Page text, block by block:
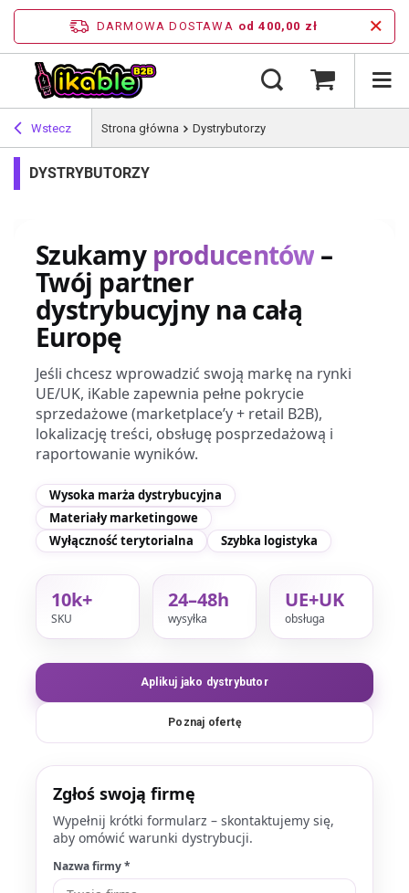
DARMOWA DOSTAWA od 400,00 zł
Wstecz Strona główna Dystrybutorzy
DYSTRYBUTORZY
Szukamy producentów –
Twój partner
dystrybucyjny na całą
Europę
Jeśli chcesz wprowadzić swoją markę na rynki
UE/UK, iKable zapewnia pełne pokrycie
sprzedażowe (marketplace’y + retail B2B),
lokalizację treści, obsługę posprzedażową i
raportowanie wyników.
Wysoka marża dystrybucyjna
Materiały marketingowe
Wyłączność terytorialna
Szybka logistyka
10k+
SKU
24–48h
wysyłka
UE+UK
obsługa
Aplikuj jako dystrybutor
Poznaj ofertę
Zgłoś swoją firmę
Wypełnij krótki formularz – skontaktujemy się,
aby omówić warunki dystrybucji.
Nazwa firmy *